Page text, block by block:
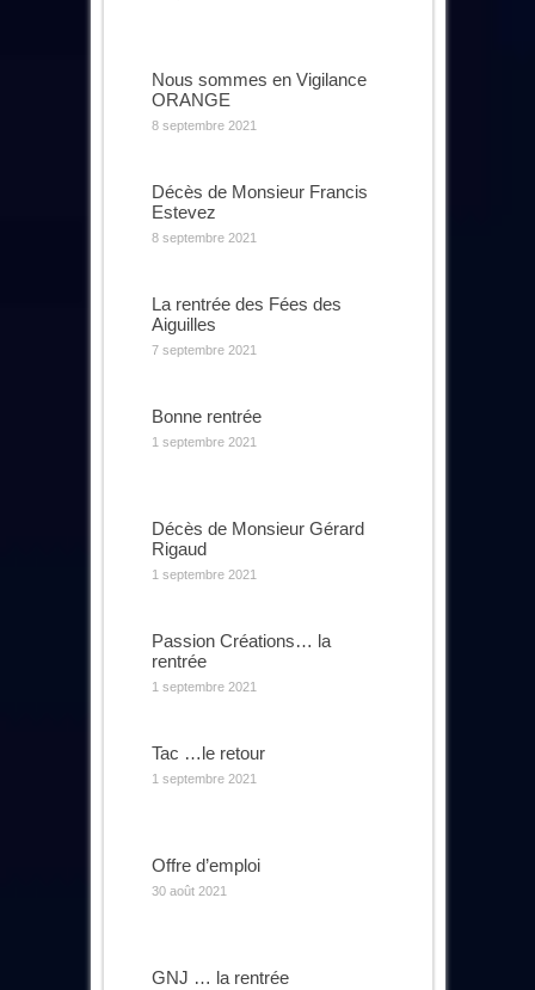
Nous sommes en Vigilance
ORANGE
8 septembre 2021
Décès de Monsieur Francis
Estevez
8 septembre 2021
La rentrée des Fées des
Aiguilles
7 septembre 2021
Bonne rentrée
1 septembre 2021
Décès de Monsieur Gérard
Rigaud
1 septembre 2021
Passion Créations… la
rentrée
1 septembre 2021
Tac …le retour
1 septembre 2021
Offre d’emploi
30 août 2021
GNJ … la rentrée